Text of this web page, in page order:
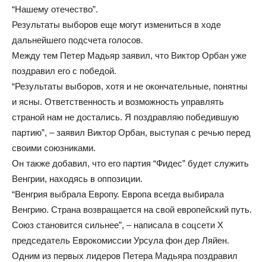
“Нашему отечество”.
Результаты выборов еще могут измениться в ходе
дальнейшего подсчета голосов.
Между тем Петер Мадьяр заявил, что Виктор Орбан уже
поздравил его с победой.
“Результаты выборов, хотя и не окончательные, понятны
и ясны. Ответственность и возможность управлять
страной нам не достались. Я поздравляю победившую
партию”, – заявил Виктор Орбан, выступая с речью перед
своими союзниками.
Он также добавил, что его партия “Фидес” будет служить
Венгрии, находясь в оппозиции.
“Венгрия выбрала Европу. Европа всегда выбирала
Венгрию. Страна возвращается на свой европейский путь.
Союз становится сильнее”, – написала в соцсети Х
председатель Еврокомиссии Урсула фон дер Ляйен.
Одним из первых лидеров Петера Мадьяра поздравил